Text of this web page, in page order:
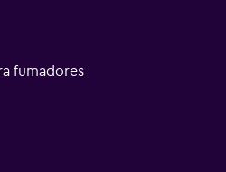
fumadores